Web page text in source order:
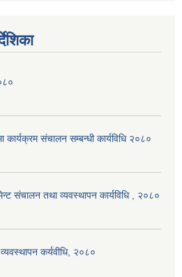
कार्यक्रम संचालन सम्बन्धी कार्यविधि २०८०
संचालन तथा व्यवस्थापन कार्यविधि , २०८०
कर्यवीधि, २०८०